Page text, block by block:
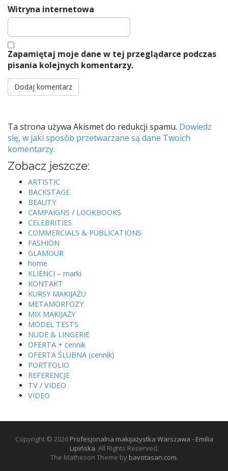
Witryna internetowa
Zapamiętaj moje dane w tej przeglądarce podczas
pisania kolejnych komentarzy.
Ta strona używa Akismet do redukcji spamu. Dowiedz
się, w jaki sposób przetwarzane są dane Twoich
komentarzy.
Zobacz jeszcze:
ARTISTIC
BACKSTAGE
BEAUTY
CAMPAIGNS / LOOKBOOKS
CELEBRITIES
COMMERCIALS & PUBLICATIONS
FASHION
GLAMOUR
home
KLIENCI – marki
KONTAKT
KURSY MAKIJAŻU
METAMORFOZY
MIX MAKIJAŻY
MODEL TESTS
NUDE & LINGERIE
OFERTA + cennik
OFERTA ŚLUBNA (cennik)
PORTFOLIO
REFERENCJE
TV / VIDEO
VIDEO
Copyright © 2026 Profesjonalna makijażystka Warszawa - Emilia
Lipińska. All Rights Reserved.
The Matheson Theme by bavotasan.com.